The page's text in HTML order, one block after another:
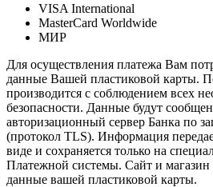
VISA International
MasterCard Worldwide
МИР
Для осуществления платежа Вам
данные Вашей пластиковой карты.
производится с соблюдением всех
безопасности. Данные будут
авторизационный сервер Банка по
(протокол TLS). Информация
виде и сохраняется только на
Платежной системы. Сайт и магазин
данные вашей пластиковой карты.